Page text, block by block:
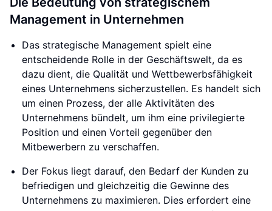
Management in Unternehmen
Das strategische Management spielt eine
entscheidende Rolle in der Geschäftswelt, da es
dazu dient, die Qualität und Wettbewerbsfähigkeit
eines Unternehmens sicherzustellen. Es handelt sich
um einen Prozess, der alle Aktivitäten des
Unternehmens bündelt, um ihm eine privilegierte
Position und einen Vorteil gegenüber den
Mitbewerbern zu verschaffen.
Der Fokus liegt darauf, den Bedarf der Kunden zu
befriedigen und gleichzeitig die Gewinne des
Unternehmens zu maximieren. Dies erfordert eine